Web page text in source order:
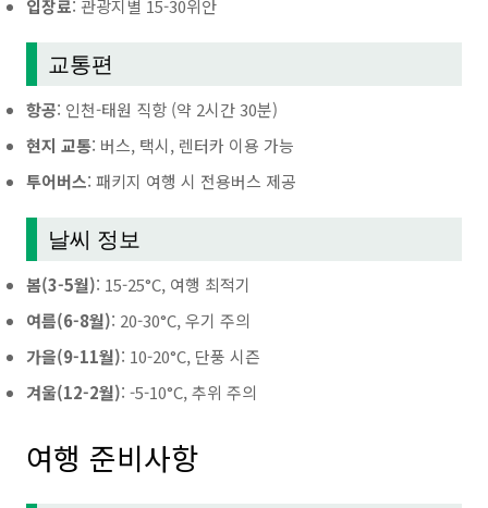
입장료: 관광지별 15-30위안
교통편
항공: 인천-태원 직항 (약 2시간 30분)
현지 교통: 버스, 택시, 렌터카 이용 가능
투어버스: 패키지 여행 시 전용버스 제공
날씨 정보
봄(3-5월): 15-25°C, 여행 최적기
여름(6-8월): 20-30°C, 우기 주의
가을(9-11월): 10-20°C, 단풍 시즌
겨울(12-2월): -5-10°C, 추위 주의
여행 준비사항